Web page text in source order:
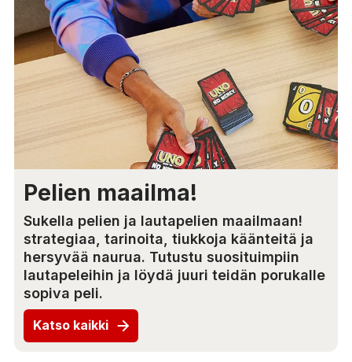
Pelien maailma!
Sukella pelien ja lautapelien maailmaan!
strategiaa, tarinoita, tiukkoja käänteitä ja
hersyvää naurua. Tutustu suosituimpiin
lautapeleihin ja löydä juuri teidän porukalle
sopiva peli.
Katso kaikki